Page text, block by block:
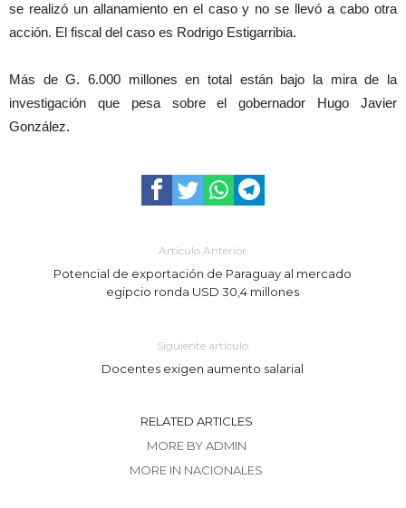
se realizó un allanamiento en el caso y no se llevó a cabo otra
acción. El fiscal del caso es Rodrigo Estigarribia.
Más de G. 6.000 millones en total están bajo la mira de la
investigación que pesa sobre el gobernador Hugo Javier
González.
Artículo Anterior
Potencial de exportación de Paraguay al mercado
egipcio ronda USD 30,4 millones
Siguiente artículo
Docentes exigen aumento salarial
RELATED ARTICLES
MORE BY ADMIN
MORE IN NACIONALES